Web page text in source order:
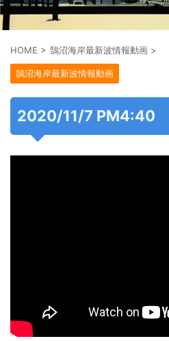
HOME > 鵠沼海岸最新波情報動画 >
鵠沼海岸最新波情報動画
2020/11/7 PM4:40